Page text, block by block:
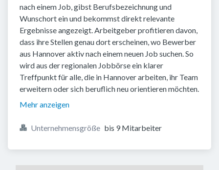
nach einem Job, gibst Berufsbezeichnung und
Wunschort ein und bekommst direkt relevante
Ergebnisse angezeigt. Arbeitgeber profitieren davon,
dass ihre Stellen genau dort erscheinen, wo Bewerber
aus Hannover aktiv nach einem neuen Job suchen. So
wird aus der regionalen Jobbörse ein klarer
Treffpunkt für alle, die in Hannover arbeiten, ihr Team
erweitern oder sich beruflich neu orientieren möchten.
Mehr anzeigen
Unternehmensgröße bis 9 Mitarbeiter